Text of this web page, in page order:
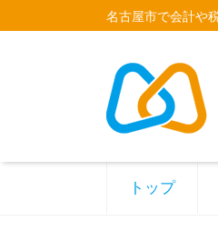
名古屋市で会計や
トップ